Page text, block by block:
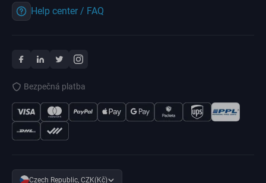
Help center / FAQ
Bezpečná platba
Czech Republic, CZK(Kč)